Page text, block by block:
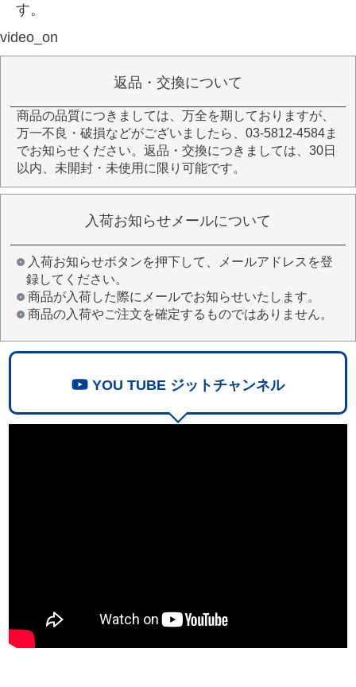
す。
video_on
返品・交換について
商品の品質につきましては、万全を期しておりますが、
万一不良・破損などがございましたら、03-5812-4584ま
でお知らせください。返品・交換につきましては、30日
以内、未開封・未使用に限り可能です。
入荷お知らせメールについて
入荷お知らせボタンを押下して、メールアドレスを登
録してください。
商品が入荷した際にメールでお知らせいたします。
商品の入荷やご注文を確定するものではありません。
YOU TUBE ジットチャンネル